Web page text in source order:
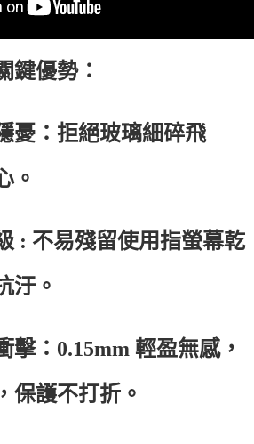
鍵優勢：
憂：拒絕玻璃細碎飛
。
: 不易殘留使用指螢幕乾
汙。
擊：0.15mm 輕盈無感，
保護不打折。